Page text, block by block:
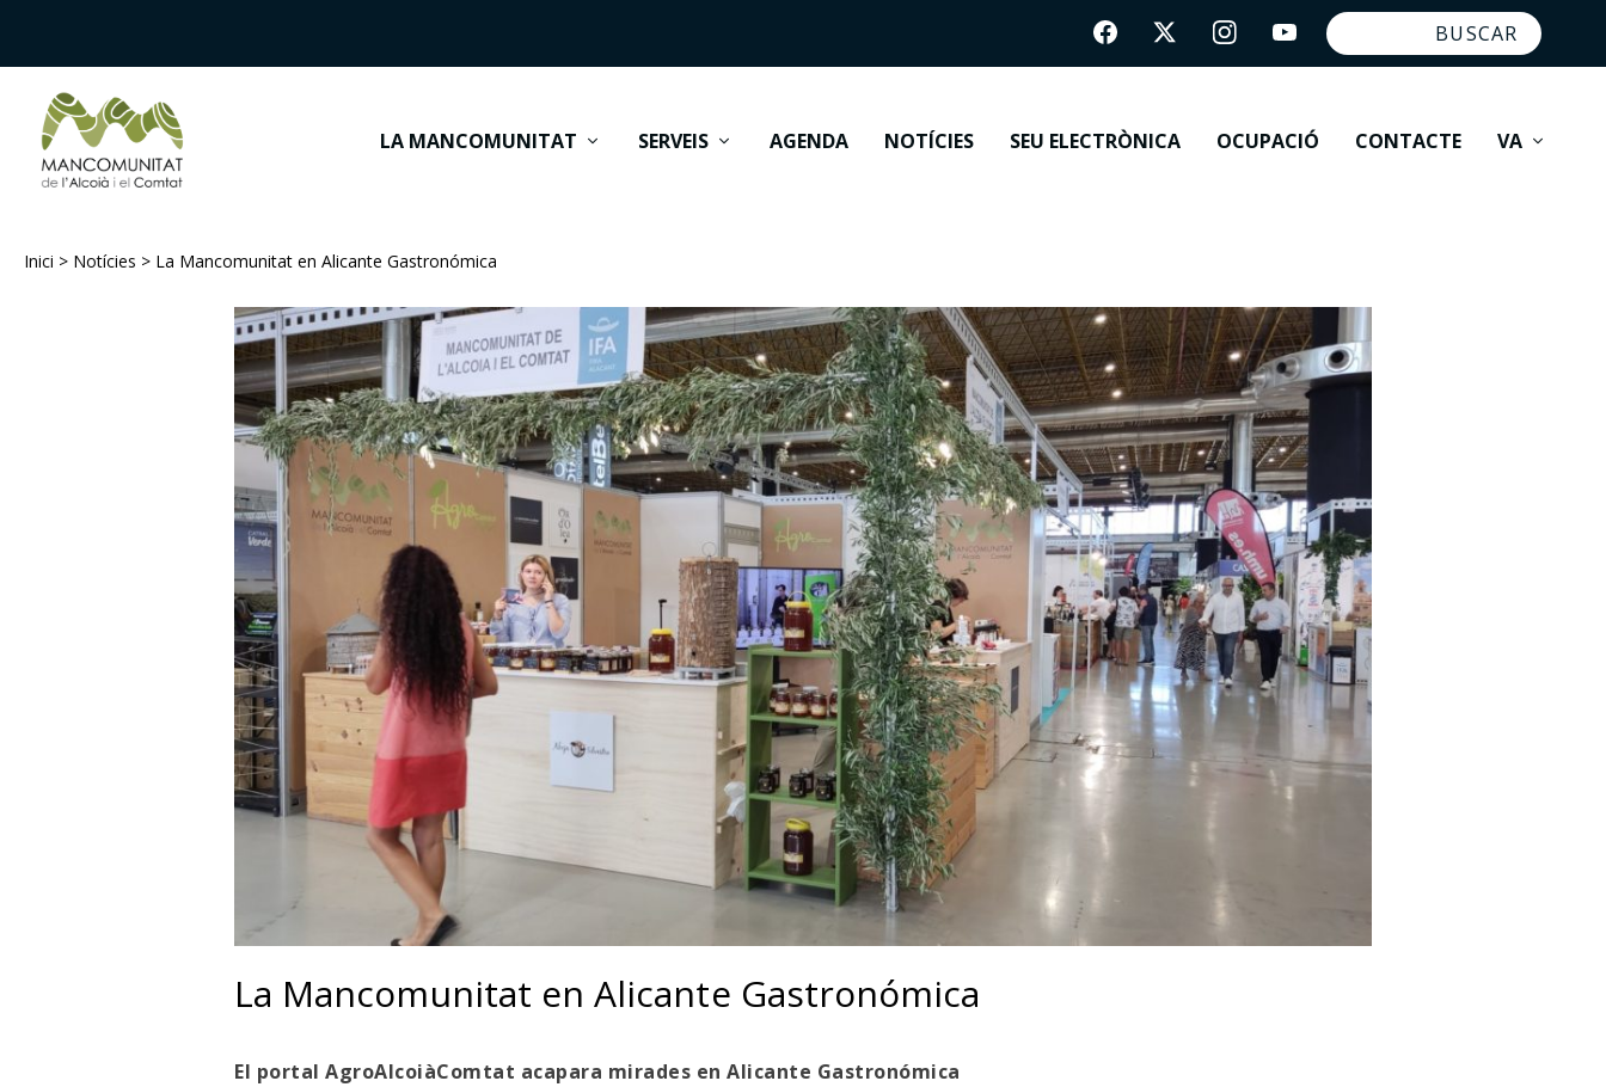
LA MANCOMUNITAT SERVEIS AGENDA NOTÍCIES SEU ELECTRÒNICA OCUPACIÓ CONTACTE VA
Inici > Notícies > La Mancomunitat en Alicante Gastronómica
La Mancomunitat en Alicante Gastronómica
El portal AgroAlcoiàComtat acapara mirades en Alicante Gastronómica